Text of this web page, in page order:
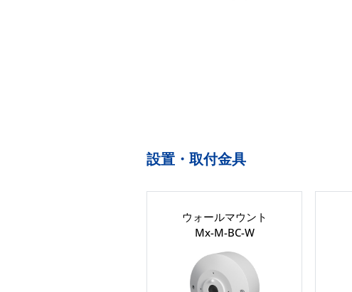
設置・取付金具
ウォールマウント
Mx-M-BC-W